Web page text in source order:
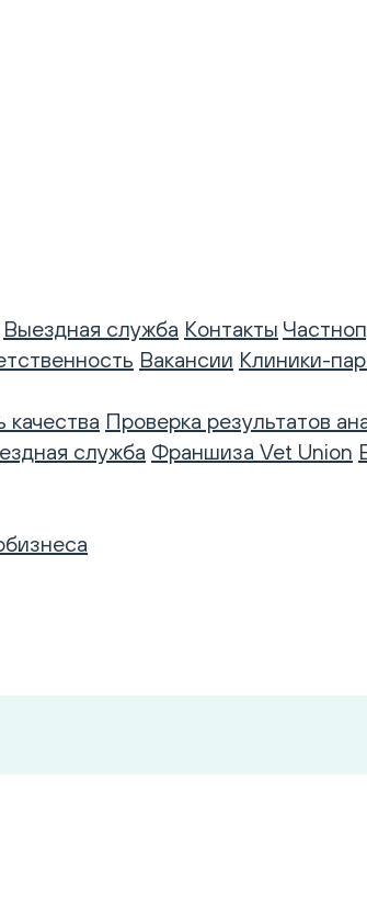
Выездная служба Контакты
Вакансии Клиники-
качества Проверка результатов
служба Франшиза Vet Union